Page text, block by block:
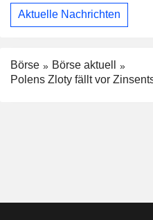
Aktuelle Nachrichten
Börse
Börse aktuell
Polens Zloty fällt vor